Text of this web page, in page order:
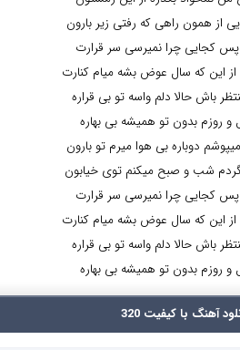
از همون راهی که رفتی زیر بارون
پس کجایی چرا نمیرسی سر قرارت
این که سال عوض بشه میام کنارت
باش حالا دلم واسه تو بی قراره
و روزم بدون تو همیشه بی بهاره
دوباره بی هوا میرم تو بارون
شب و صبح میکنم توی خیابون
پس کجایی چرا نمیرسی سر قرارت
این که سال عوض بشه میام کنارت
باش حالا دلم واسه تو بی قراره
و روزم بدون تو همیشه بی بهاره
آهنگ با کیفیت 320